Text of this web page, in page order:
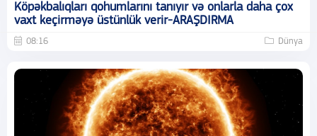
Köpəkbalıqları qohumlarını tanıyır və onlarla daha çox
vaxt keçirməyə üstünlük verir-ARAŞDIRMA
08:16 Dünya